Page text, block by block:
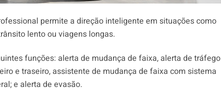
permite a direção inteligente em situações como
lento ou viagens longas.
funções: alerta de mudança de faixa, alerta de tráfego
e traseiro, assistente de mudança de faixa com sistema
e alerta de evasão.